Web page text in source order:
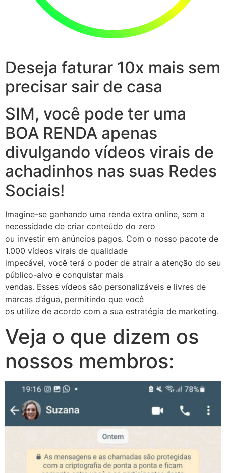
Deseja faturar 10x mais sem
precisar sair de casa
SIM, você pode ter uma
BOA RENDA apenas
divulgando vídeos virais de
achadinhos nas suas Redes
Sociais!
Imagine-se ganhando uma renda extra online, sem a
necessidade de criar conteúdo do zero
ou investir em anúncios pagos. Com o nosso pacote de
1.000 vídeos virais de qualidade
impecável, você terá o poder de atrair a atenção do seu
público-alvo e conquistar mais
vendas. Esses vídeos são personalizáveis e livres de
marcas d’água, permitindo que você
os utilize de acordo com a sua estratégia de marketing.
Veja o que dizem os
nossos membros: